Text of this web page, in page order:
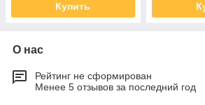
Купить
О нас
Рейтинг не сформирован
Менее 5 отзывов за последний год